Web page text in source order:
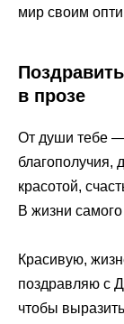
мир своим
в прозе
От души тебе —
благополучия,
красотой,
В жизни
Красивую,
поздравляю с
чтобы